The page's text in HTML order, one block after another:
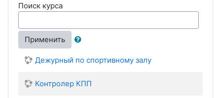
Поиск курса
Применить
Дежурный по спортивному залу
Контролер КПП